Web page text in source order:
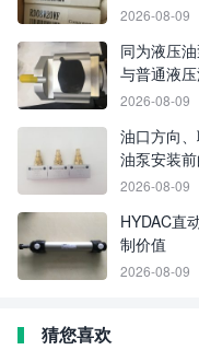
2026-08-09
同为液压
与普通液
2026-08-09
油口方向
油泵安装
2026-08-09
HYDAC直
制价值
2026-08-09
猜您喜欢